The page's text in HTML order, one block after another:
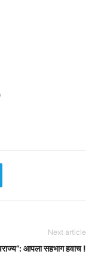
Next article
आपला सहभाग हवाच !